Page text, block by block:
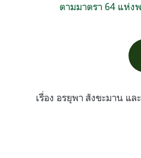
ตามมาตรา 64 แห่
เรื่อง อรยุพา สังขะมาน แ